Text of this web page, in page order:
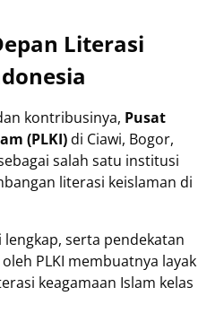
Literasi
kontribusinya, Pusat
(PLKI)di Ciawi, Bogor,
salah satu institusi
literasi keislaman di
serta pendekatan
PLKI membuatnya layak
keagamaan Islam kelas